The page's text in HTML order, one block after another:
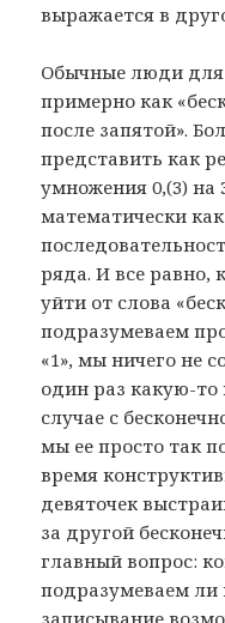
выражается в
Обычные люди для
примерно как
после запятой».
представить как
умножения 0,(3) на
математически
ряда. И все равно,
уйти от слова
подразумеваем
«1», мы ничего не
один раз какую-то
случае с
мы ее просто так
время
девяточек
за другой
главный вопрос:
подразумеваем ли